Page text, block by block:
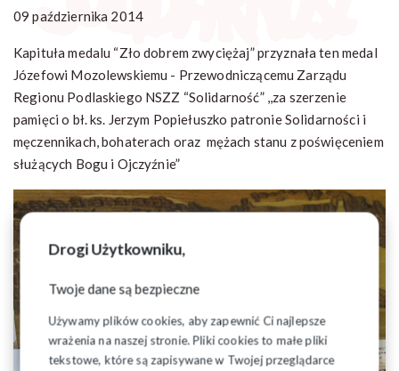
Drogi Użytkowniku,
Twoje dane są bezpieczne
Używamy plików cookies, aby zapewnić Ci najlepsze
wrażenia na naszej stronie. Pliki cookies to małe pliki
tekstowe, które są zapisywane w Twojej przeglądarce
09 października 2014
Kapituła medalu “Zło dobrem zwyciężaj” przyznała ten medal
Józefowi Mozolewskiemu - Przewodniczącemu Zarządu
Regionu Podlaskiego NSZZ “Solidarność” ,,za szerzenie
pamięci o bł. ks. Jerzym Popiełuszko patronie Solidarności i
męczennikach, bohaterach oraz mężach stanu z poświęceniem
służących Bogu i Ojczyźnie”